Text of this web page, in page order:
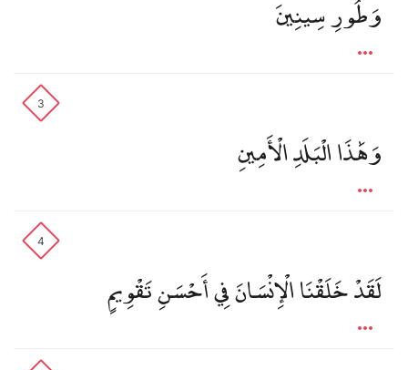
وَطُورِ سِينِينَ
3
وَهَٰذَا الْبَلَدِ الْأَمِينِ
4
لَقَدْ خَلَقْنَا الْإِنْسَانَ فِي أَحْسَنِ تَقْوِيمٍ